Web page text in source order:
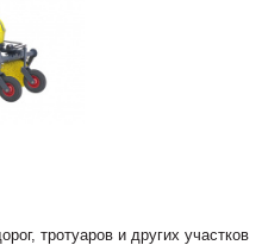
тротуаров и других участков